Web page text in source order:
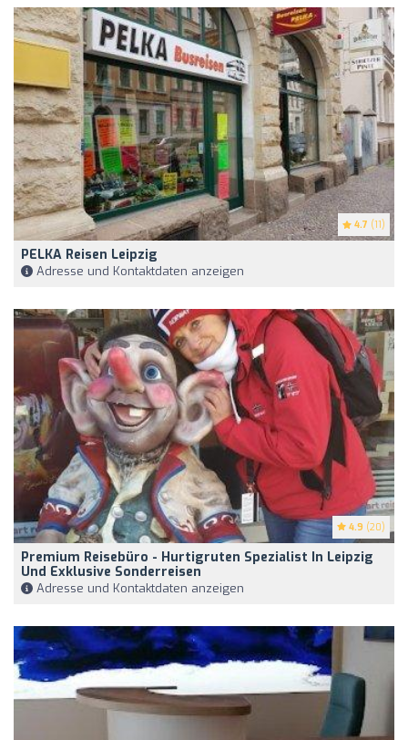
4.7 (11)
PELKA Reisen Leipzig
Adresse und Kontaktdaten anzeigen
4.9 (20)
Premium Reisebüro - Hurtigruten Spezialist In Leipzig
Und Exklusive Sonderreisen
Adresse und Kontaktdaten anzeigen